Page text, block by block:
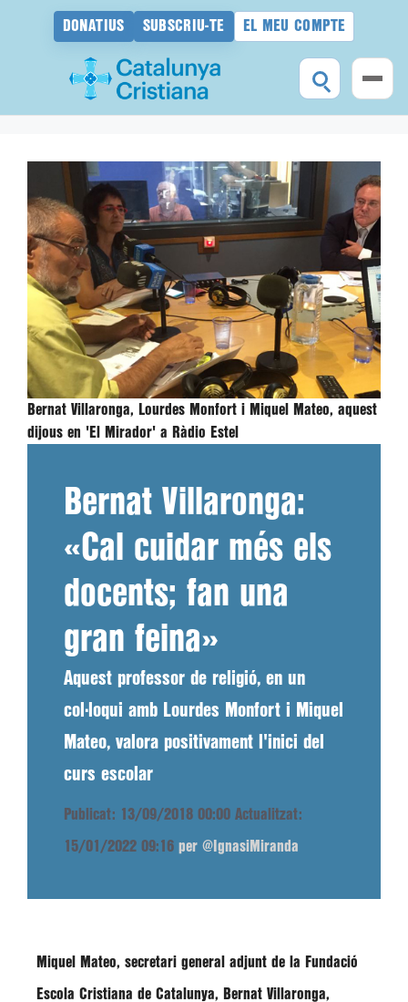
DONATIUS SUBSCRIU-TE EL MEU COMPTE
Bernat Villaronga, Lourdes Monfort i Miquel Mateo, aquest
dijous en 'El Mirador' a Ràdio Estel
Bernat Villaronga:
«Cal cuidar més els
docents; fan una
gran feina»
Aquest professor de religió, en un
col·loqui amb Lourdes Monfort i Miquel
Mateo, valora positivament l'inici del
curs escolar
Publicat: 13/09/2018 00:00 Actualitzat:
15/01/2022 09:16 per @IgnasiMiranda
Miquel Mateo, secretari general adjunt de la Fundació
Escola Cristiana de Catalunya, Bernat Villaronga,